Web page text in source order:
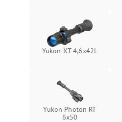
Yukon XT 4,6x42L
Yukon Photon RT
6x50